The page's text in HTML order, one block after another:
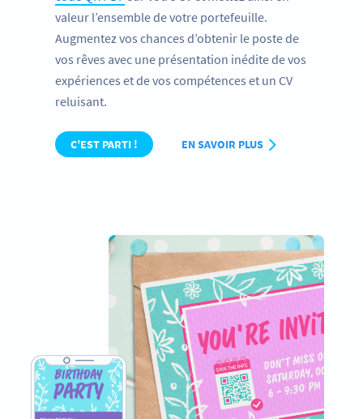
valeur l’ensemble de votre portefeuille.
Augmentez vos chances d’obtenir le poste de
vos rêves avec une présentation inédite de vos
expériences et de vos compétences et un CV
reluisant.
C’EST PARTI ! EN SAVOIR PLUS